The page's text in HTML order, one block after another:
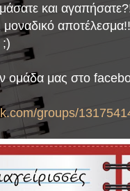
και
μοναδικό
;)
ομάδα μας στο
groups/